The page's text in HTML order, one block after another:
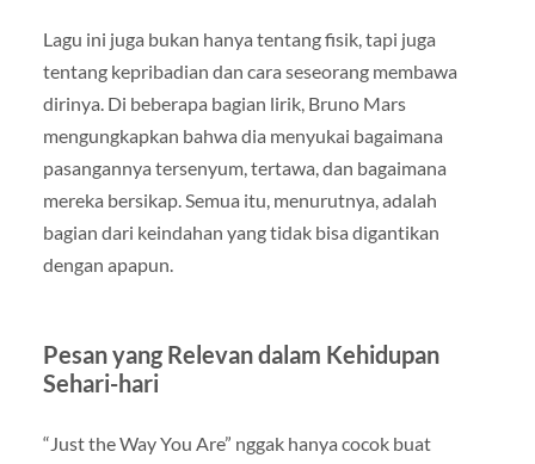
Lagu ini juga bukan hanya tentang fisik, tapi juga
tentang kepribadian dan cara seseorang membawa
dirinya. Di beberapa bagian lirik, Bruno Mars
mengungkapkan bahwa dia menyukai bagaimana
pasangannya tersenyum, tertawa, dan bagaimana
mereka bersikap. Semua itu, menurutnya, adalah
bagian dari keindahan yang tidak bisa digantikan
dengan apapun.
Pesan yang Relevan dalam Kehidupan
Sehari-hari
“Just the Way You Are” nggak hanya cocok buat